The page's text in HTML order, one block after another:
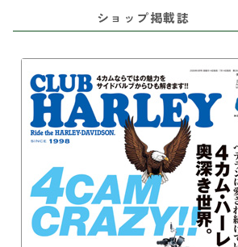
ショップ掲載誌